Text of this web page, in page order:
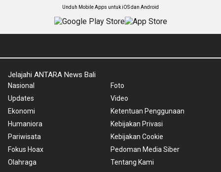
Unduh Mobile Apps untuk iOS dan Android
Jelajahi ANTARA News Bali
Nasional
Updates
Ekonomi
Humaniora
Pariwisata
Fokus Hoax
Olahraga
Foto
Video
Ketentuan Penggunaan
Kebijakan Privasi
Kebijakan Cookie
Pedoman Media Siber
Tentang Kami